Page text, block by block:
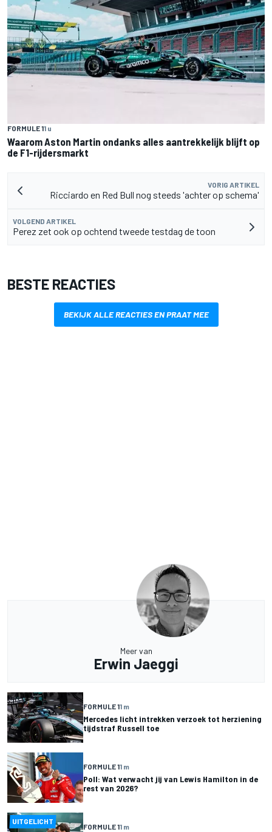
FORMULE 11 u
Waarom Aston Martin ondanks alles aantrekkelijk blijft op
de F1-rijdersmarkt
VORIG ARTIKEL
Ricciardo en Red Bull nog steeds 'achter op schema'
VOLGEND ARTIKEL
Perez zet ook op ochtend tweede testdag de toon
BESTE REACTIES
BEKIJK ALLE REACTIES EN PRAAT MEE
Meer van
Erwin Jaeggi
FORMULE 11 m
Mercedes licht intrekken verzoek tot herziening
tijdstraf Russell toe
FORMULE 11 m
Poll: Wat verwacht jij van Lewis Hamilton in de
rest van 2026?
UITGELICHT
FORMULE 11 m